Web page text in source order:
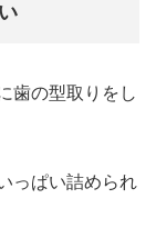
歯の型取りをし
っぱい詰められ